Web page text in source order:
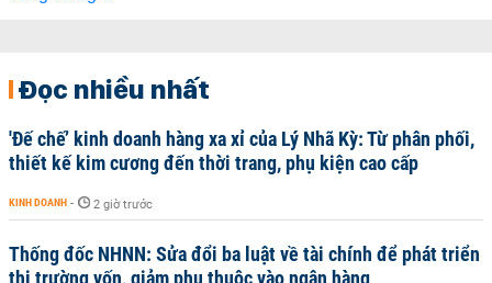
Đọc nhiều nhất
'Đế chế’ kinh doanh hàng xa xỉ của Lý Nhã Kỳ: Từ phân phối,
thiết kế kim cương đến thời trang, phụ kiện cao cấp
KINH DOANH - 2 giờ trước
Thống đốc NHNN: Sửa đổi ba luật về tài chính để phát triển
thị trường vốn, giảm phụ thuộc vào ngân hàng